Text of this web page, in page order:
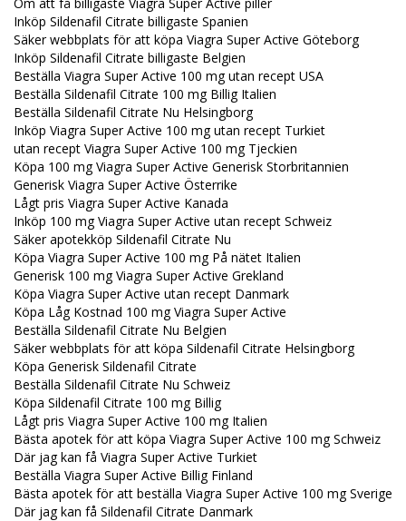
Inköp Sildenafil Citrate billigaste Spanien
Säker webbplats för att köpa Viagra Super Active Göteborg
Inköp Sildenafil Citrate billigaste Belgien
Beställa Viagra Super Active 100 mg utan recept USA
Beställa Sildenafil Citrate 100 mg Billig Italien
Beställa Sildenafil Citrate Nu Helsingborg
Inköp Viagra Super Active 100 mg utan recept Turkiet
utan recept Viagra Super Active 100 mg Tjeckien
Köpa 100 mg Viagra Super Active Generisk Storbritannien
Generisk Viagra Super Active Österrike
Lågt pris Viagra Super Active Kanada
Inköp 100 mg Viagra Super Active utan recept Schweiz
Säker apotekköp Sildenafil Citrate Nu
Köpa Viagra Super Active 100 mg På nätet Italien
Generisk 100 mg Viagra Super Active Grekland
Köpa Viagra Super Active utan recept Danmark
Köpa Låg Kostnad 100 mg Viagra Super Active
Beställa Sildenafil Citrate Nu Belgien
Säker webbplats för att köpa Sildenafil Citrate Helsingborg
Köpa Generisk Sildenafil Citrate
Beställa Sildenafil Citrate Nu Schweiz
Köpa Sildenafil Citrate 100 mg Billig
Lågt pris Viagra Super Active 100 mg Italien
Bästa apotek för att köpa Viagra Super Active 100 mg Schweiz
Där jag kan få Viagra Super Active Turkiet
Beställa Viagra Super Active Billig Finland
Bästa apotek för att beställa Viagra Super Active 100 mg Sverige
Där jag kan få Sildenafil Citrate Danmark